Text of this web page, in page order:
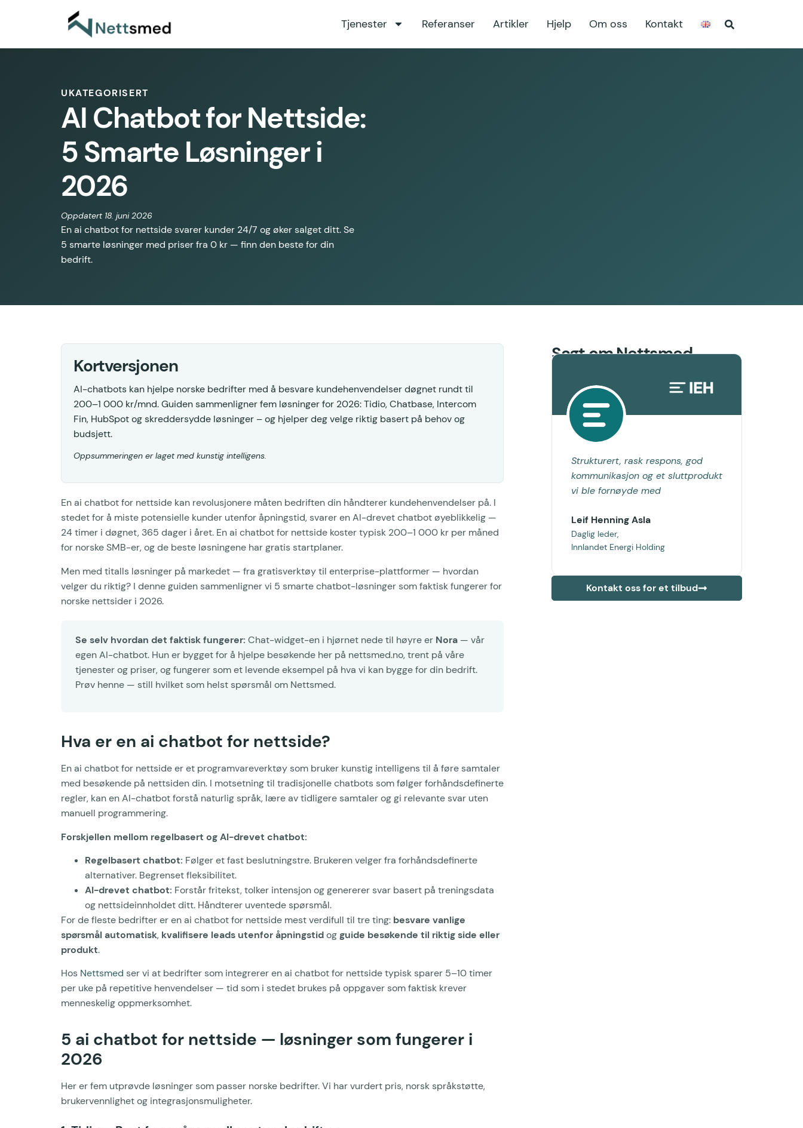
Tjenester Referanser Artikler Hjelp Om oss Kontakt
UKATEGORISERT
AI Chatbot for Nettside:
5 Smarte Løsninger i
2026
Oppdatert 18. juni 2026
En ai chatbot for nettside svarer kunder 24/7 og øker salget ditt. Se
5 smarte løsninger med priser fra 0 kr — finn den beste for din
bedrift.
Kortversjonen
AI-chatbots kan hjelpe norske bedrifter med å besvare kundehenvendelser døgnet rundt til
200–1 000 kr/mnd. Guiden sammenligner fem løsninger for 2026: Tidio, Chatbase, Intercom
Fin, HubSpot og skreddersydde løsninger – og hjelper deg velge riktig basert på behov og
budsjett.
Oppsummeringen er laget med kunstig intelligens.
En ai chatbot for nettside kan revolusjonere måten bedriften din håndterer kundehenvendelser på. I
stedet for å miste potensielle kunder utenfor åpningstid, svarer en AI-drevet chatbot øyeblikkelig —
24 timer i døgnet, 365 dager i året. En ai chatbot for nettside koster typisk 200–1 000 kr per måned
for norske SMB-er, og de beste løsningene har gratis startplaner.
Men med titalls løsninger på markedet — fra gratisverktøy til enterprise-plattformer — hvordan
velger du riktig? I denne guiden sammenligner vi 5 smarte chatbot-løsninger som faktisk fungerer for
norske nettsider i 2026.
Se selv hvordan det faktisk fungerer: Chat-widget-en i hjørnet nede til høyre er Nora — vår
egen AI-chatbot. Hun er bygget for å hjelpe besøkende her på nettsmed.no, trent på våre
tjenester og priser, og fungerer som et levende eksempel på hva vi kan bygge for din bedrift.
Prøv henne — still hvilket som helst spørsmål om Nettsmed.
Hva er en ai chatbot for nettside?
En ai chatbot for nettside er et programvareverktøy som bruker kunstig intelligens til å føre samtaler
med besøkende på nettsiden din. I motsetning til tradisjonelle chatbots som følger forhåndsdefinerte
regler, kan en AI-chatbot forstå naturlig språk, lære av tidligere samtaler og gi relevante svar uten
manuell programmering.
Forskjellen mellom regelbasert og AI-drevet chatbot:
Regelbasert chatbot: Følger et fast beslutningstre. Brukeren velger fra forhåndsdefinerte
alternativer. Begrenset fleksibilitet.
AI-drevet chatbot: Forstår fritekst, tolker intensjon og genererer svar basert på treningsdata
og nettsideinnholdet ditt. Håndterer uventede spørsmål.
For de fleste bedrifter er en ai chatbot for nettside mest verdifull til tre ting: besvare vanlige
spørsmål automatisk, kvalifisere leads utenfor åpningstidogguide besøkende til riktig side eller
produkt.
Hos Nettsmed ser vi at bedrifter som integrerer en ai chatbot for nettside typisk sparer 5–10 timer
per uke på repetitive henvendelser — tid som i stedet brukes på oppgaver som faktisk krever
menneskelig oppmerksomhet.
5 ai chatbot for nettside — løsninger som fungerer i
2026
Her er fem utprøvde løsninger som passer norske bedrifter. Vi har vurdert pris, norsk språkstøtte,
brukervennlighet og integrasjonsmuligheter.
Sagt om Nettsmed
Strukturert, rask respons, god
kommunikasjon og et sluttprodukt
vi ble fornøyde med
Leif Henning Asla
Daglig leder,
Innlandet Energi Holding
Kontakt oss for et tilbud